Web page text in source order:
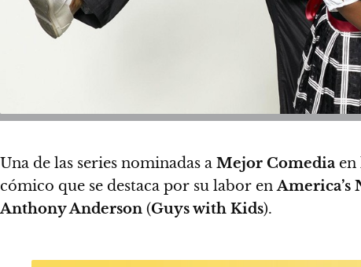
Una de las series nominadas a Mejor Comedia en
cómico que se destaca por su labor enAmerica’s
Anthony Anderson (Guys with Kids).